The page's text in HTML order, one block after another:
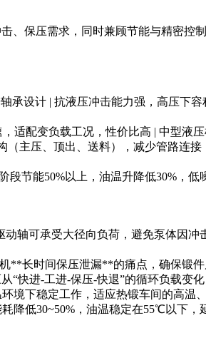
、保压需求，同时兼顾节能与精密控
承设计 | 抗液压冲击能力强，高压下
适配变负载工况，性价比高 | 中型液
主压、顶出、送料），减少管路连
节能50%以上，油温升降低30%，
轴可承受大径向负荷，避免泵体因冲
**长时间保压泄漏**的痛点，确保锻件
快进-工进-保压-快退”的循环负载变化
下稳定工作，适应热锻车间的高温、
降低30~50%，油温稳定在55℃以下，